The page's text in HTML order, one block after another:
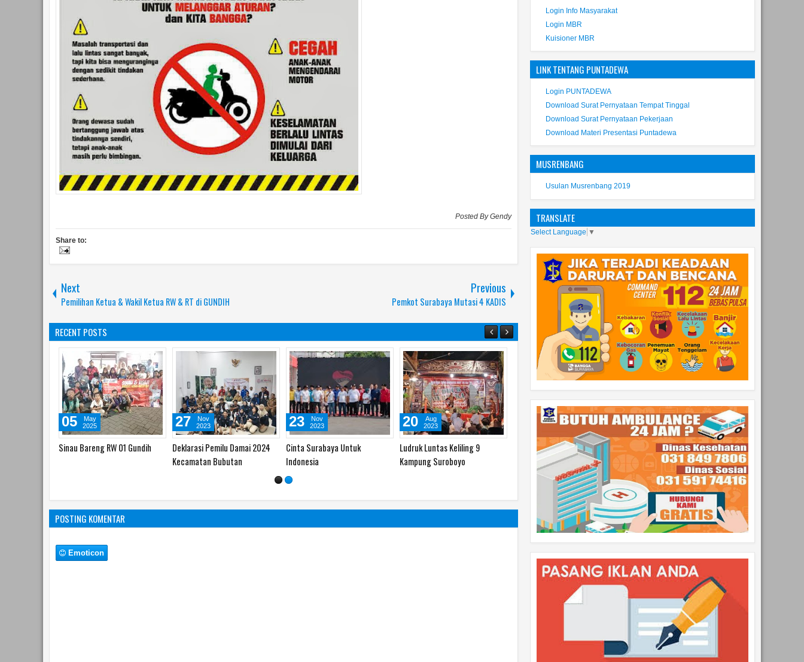
Posted ByGendy
Share to:
Next
Pemilihan Ketua & Wakil Ketua RW & RT di GUNDIH
Previous
Pemkot Surabaya Mutasi 4 KADIS
RECENT POSTS
Rapat Anggota Tahunan
29
Apr
2026
Rapat Pembentukan Pengurus
Koperasi Kelurahan Merah
27
May
2025
Sinau Bareng RW 01 Gundih
05
May
2025
Deklarasi Pemilu Damai 2024
Kecamatan Bubutan
27
Nov
2023
Cinta Surabaya Untuk
Indonesia
Nov
2023
Ludruk Luntas Keliling 9
Kampung Suroboyo
20
Aug
2023
POSTING KOMENTAR
Emoticon
Login Info Masyarakat
Login MBR
Kuisioner MBR
LINK TENTANG PUNTADEWA
Login PUNTADEWA
Download Surat Pernyataan Tempat Tinggal
Download Surat Pernyataan Pekerjaan
Download Materi Presentasi Puntadewa
MUSRENBANG
Usulan Musrenbang 2019
TRANSLATE
Select Language ▼